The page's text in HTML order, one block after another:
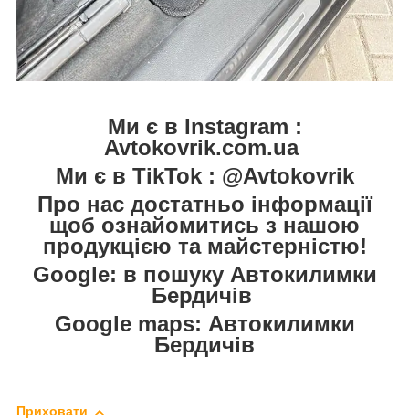
Ми є в Instagram :
Avtokovrik.com.ua
Ми є в TikTok : @Avtokovrik
Про нас достатньо інформації
щоб ознайомитись з нашою
продукцією та майстерністю!
Google: в пошуку Автокилимки
Бердичів
Google maps: Автокилимки
Бердичів
Приховати